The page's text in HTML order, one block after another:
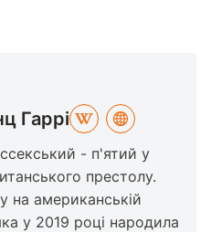
Гаррі
- п'ятий у
престолу.
на американській
у 2019 році народила